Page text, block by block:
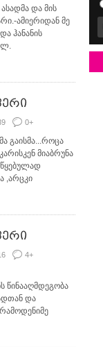
და მის
ამიერიდან მე
ჰანანის
0+
გაისმა...როცა
მიაბრუნა
,არცკი
4+
წინააღმდეგობა
და